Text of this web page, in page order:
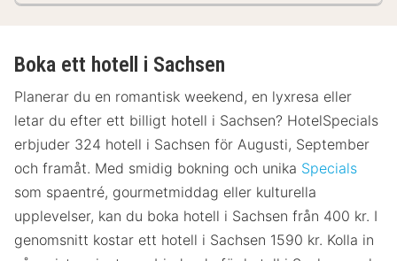
Boka ett hotell i Sachsen
Planerar du en romantisk weekend, en lyxresa eller
letar du efter ett billigt hotell i Sachsen? HotelSpecials
erbjuder 324 hotell i Sachsen för Augusti, September
och framåt. Med smidig bokning och unika Specials
som spaentré, gourmetmiddag eller kulturella
upplevelser, kan du boka hotell i Sachsen från 400 kr. I
genomsnitt kostar ett hotell i Sachsen 1590 kr. Kolla in